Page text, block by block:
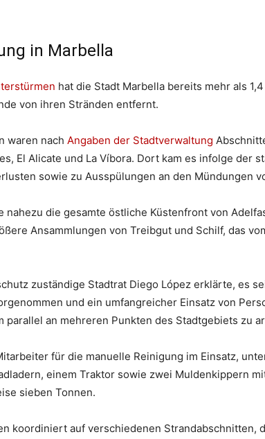
in Marbella
hat die Stadt Marbella bereits mehr als
von ihren Stränden entfernt.
waren nach Angaben der Stadtverwaltung
El Alicate und La Víbora. Dort kam es infolge der
sowie zu Ausspülungen an den Mündungen
nahezu die gesamte östliche Küstenfront von
Ansammlungen von Treibgut und Schilf, das
zuständige Stadtrat Diego López erklärte, es
und ein umfangreicher Einsatz von
parallel an mehreren Punkten des Stadtgebiets zu
für die manuelle Reinigung im Einsatz,
einem Traktor sowie zwei Muldenkippern
sieben Tonnen.
koordiniert auf verschiedenen Strandabschnitten,